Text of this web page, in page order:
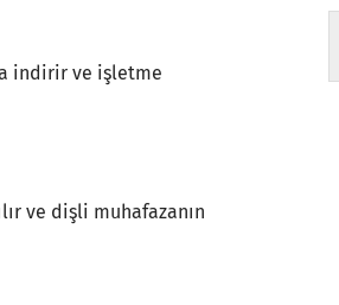
indirir ve işletme
ve dişli muhafazanın